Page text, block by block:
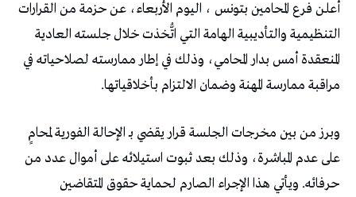
أعلن فرع المحامين بتونس ، اليوم الأربعاء، عن حزمة من القرارات
التنظيمية والتأديبية الهامة التي اتُّخذت خلال جلسته العادية
المنعقدة أمس بدار المحامي، وذلك في إطار ممارسته لصلاحياته في
مراقبة ممارسة المهنة وضمان الالتزام بأخلاقياتها.
وبرز من بين مخرجات الجلسة قرار يقضي بـ الإحالة الفورية لمحامٍ
على عدم المباشرة، وذلك بعد ثبوت استيلائه على أموال عدد من
حرفائه. ويأتي هذا الإجراء الصارم لحماية حقوق المتقاضين